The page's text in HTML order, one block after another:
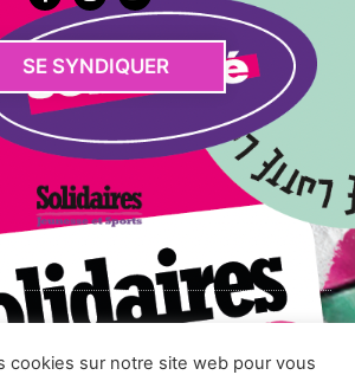
SE SYNDIQUER
cookies sur notre site web pour vous